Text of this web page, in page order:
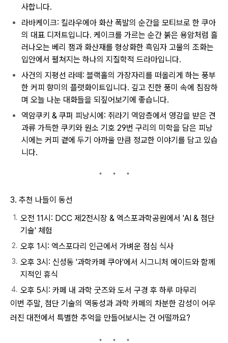
사합니다.
라바케이크: 킬라우에아 화산 폭발의 순간을 모티브로 한 쿠아
의 대표 디저트입니다. 케이크를 가르는 순간 붉은 용암처럼 흘
러나오는 베리 잼과 화산재를 형상화한 흑임자 고물의 조화는
입안에서 펼쳐지는 하나의 지질학적 드라마입니다.
사건의 지평선 라떼: 블랙홀의 가장자리를 떠올리게 하는 풍부
한 커피 향미의 플랫화이트입니다. 깊고 진한 풍미 속에 침잠하
며 오늘 나눈 대화들을 되짚어보기에 좋습니다.
역암쿠키 & 쿠퍼 피낭시에: 쥐라기 역암층에서 영감을 받은 견
과류 가득한 쿠키와 원소 기호 29번 구리의 미학을 담은 피낭
시에는 커피 곁에 두기 아까울 만큼 정교한 이야기를 담고 있습
니다.
3. 추천 나들이 동선
오전 11시: DCC 제2전시장 & 엑스포과학공원에서 'AI & 첨단
기술' 체험
오후 1시: 엑스포다리 인근에서 가벼운 점심 식사
오후 3시: 신성동 '과학카페 쿠아'에서 시그니처 에이드와 함께
지적인 휴식
오후 5시: 카페 내 과학 굿즈와 도서 구경 후 하루 마무리
이번 주말, 첨단 기술의 역동성과 과학 카페의 차분한 감성이 어우
러진 대전에서 특별한 추억을 만들어보시는 건 어떨까요?